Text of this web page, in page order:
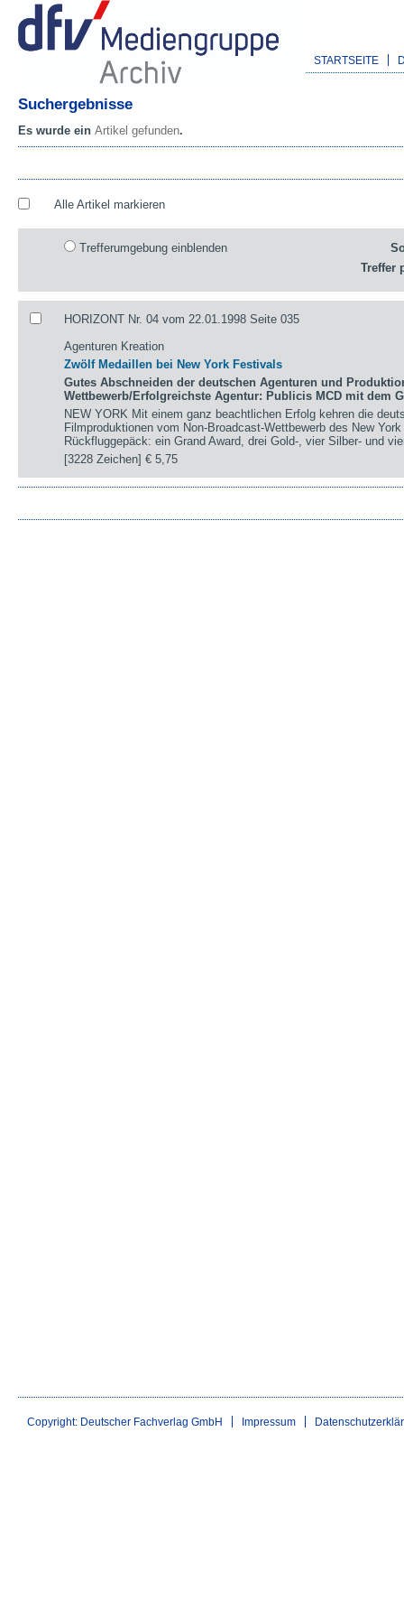
STARTSEITE
Suchergebnisse
Es wurde ein Artikel gefunden.
Alle Artikel markieren
Trefferumgebung einblenden
Treffer
HORIZONT Nr. 04 vom 22.01.1998 Seite 035
Agenturen Kreation
Zwölf Medaillen bei New York Festivals
Gutes Abschneiden der deutschen Agenturen und
Wettbewerb/Erfolgreichste Agentur: Publicis MCD mit dem
NEW YORK Mit einem ganz beachtlichen Erfolg kehren die
Filmproduktionen vom Non-Broadcast-Wettbewerb des New
Rückfluggepäck: ein Grand Award, drei Gold-, vier Silber- und
[3228 Zeichen]€ 5,75
Copyright: Deutscher Fachverlag GmbH Impressum